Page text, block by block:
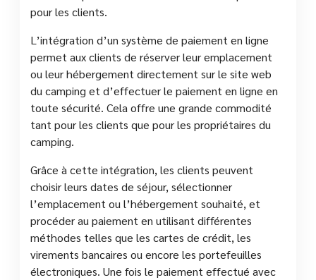
pour les clients.
L’intégration d’un système de paiement en ligne
permet aux clients de réserver leur emplacement
ou leur hébergement directement sur le site web
du camping et d’effectuer le paiement en ligne en
toute sécurité. Cela offre une grande commodité
tant pour les clients que pour les propriétaires du
camping.
Grâce à cette intégration, les clients peuvent
choisir leurs dates de séjour, sélectionner
l’emplacement ou l’hébergement souhaité, et
procéder au paiement en utilisant différentes
méthodes telles que les cartes de crédit, les
virements bancaires ou encore les portefeuilles
électroniques. Une fois le paiement effectué avec